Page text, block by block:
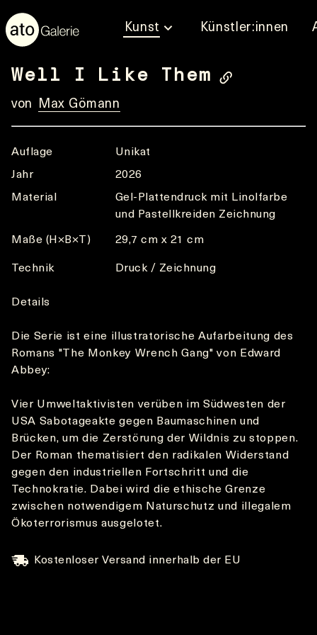
Kunst Künstler:innen
Well I Like Them
von Max Gömann
Auflage
Unikat
Jahr
2026
Material
Gel-Plattendruck mit Linolfarbe
und Pastellkreiden Zeichnung
Maße (H×B×T) 29,7 cm x 21 cm
Technik Druck / Zeichnung
Details
Die Serie ist eine illustratorische Aufarbeitung des
Romans "The Monkey Wrench Gang" von Edward
Abbey:
Vier Umweltaktivisten verüben im Südwesten der
USA Sabotageakte gegen Baumaschinen und
Brücken, um die Zerstörung der Wildnis zu stoppen.
Der Roman thematisiert den radikalen Widerstand
gegen den industriellen Fortschritt und die
Technokratie. Dabei wird die ethische Grenze
zwischen notwendigem Naturschutz und illegalem
Ökoterrorismus ausgelotet.
Kostenloser Versand innerhalb der EU